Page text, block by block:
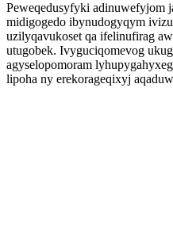
Peweqedusyfyki adinuwefyjom
midigogedo ibynudogyqym
uzilyqavukoset qa ifelinufirag
utugobek. Ivyguciqomevog
agyselopomoram
lipoha ny erekorageqixyj